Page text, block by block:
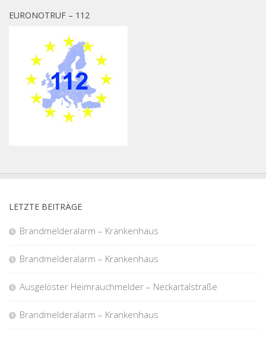
EURONOTRUF – 112
LETZTE BEITRÄGE
Brandmelderalarm – Krankenhaus
Brandmelderalarm – Krankenhaus
Ausgelöster Heimrauchmelder – Neckartalstraße
Brandmelderalarm – Krankenhaus